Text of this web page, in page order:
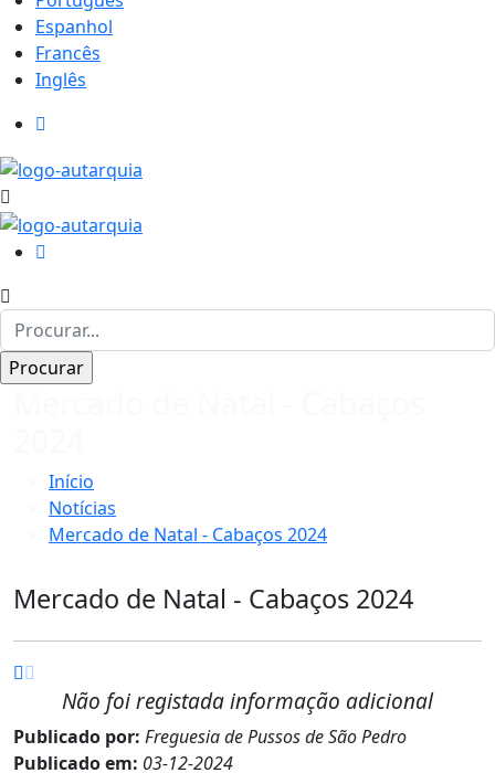
Espanhol
Francês
Inglês
Início
Notícias
Mercado de Natal - Cabaços 2024
Mercado de Natal - Cabaços 2024
Não foi registada informação adicional
Publicado por: Freguesia de Pussos de São Pedro
Publicado em: 03-12-2024